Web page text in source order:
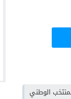
الوطني